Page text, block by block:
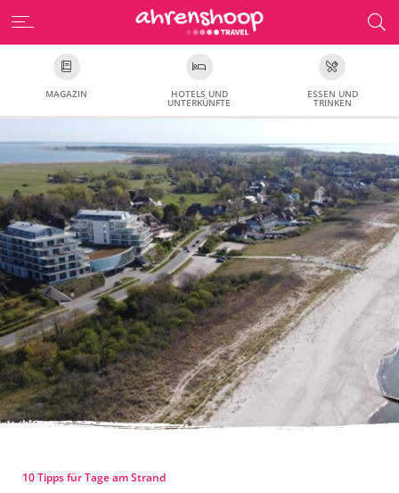
MAGAZIN HOTELS UND
UNTERKÜNFTE
ESSEN UND
TRINKEN
10 Tipps für Tage am Strand